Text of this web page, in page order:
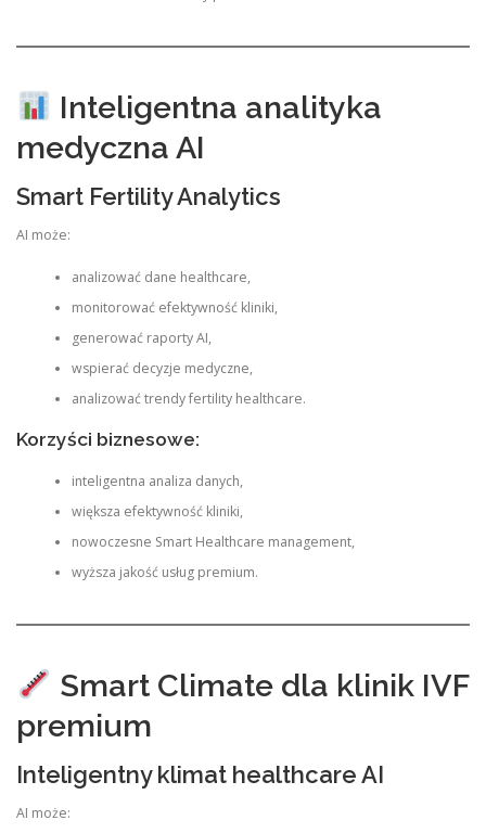
Inteligentna analityka
medyczna AI
Smart Fertility Analytics
AI może:
analizować dane healthcare,
monitorować efektywność kliniki,
generować raporty AI,
wspierać decyzje medyczne,
analizować trendy fertility healthcare.
Korzyści biznesowe:
inteligentna analiza danych,
większa efektywność kliniki,
nowoczesne Smart Healthcare management,
wyższa jakość usług premium.
Smart Climate dla klinik IVF
premium
Inteligentny klimat healthcare AI
AI może: